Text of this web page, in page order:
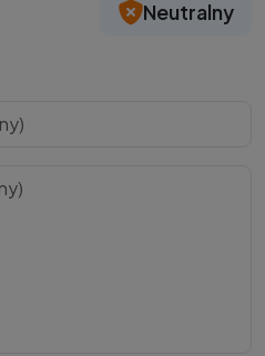
Neutralny